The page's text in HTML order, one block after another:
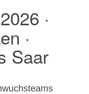
·
·
Saar